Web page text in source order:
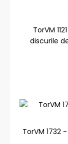
TorVM
discurile
TorVM 1732